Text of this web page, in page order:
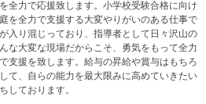
全力で応援致します。小学校受験合格に向け
を全力で支援する大変やりがいのある仕事で
入り混じっており、指導者として日々沢山の
な大変な現場だからこそ、勇気をもって全力
支援を致します。給与の昇給や賞与はもちろ
て、自らの能力を最大限みに高めていきたい
しております。